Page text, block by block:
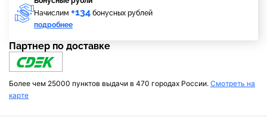
Начислим +134 бонусных рублей
подробнее
Партнер по доставке
Более чем 25000 пунктов выдачи в 470 городах России. Смотреть на
карте